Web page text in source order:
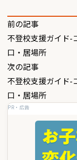
投
稿
ナ
ビ
ゲ
前の記事
不登校支援ガイド-
口・居場所
次の記事
不登校支援ガイド-
口・居場所
PR・広告